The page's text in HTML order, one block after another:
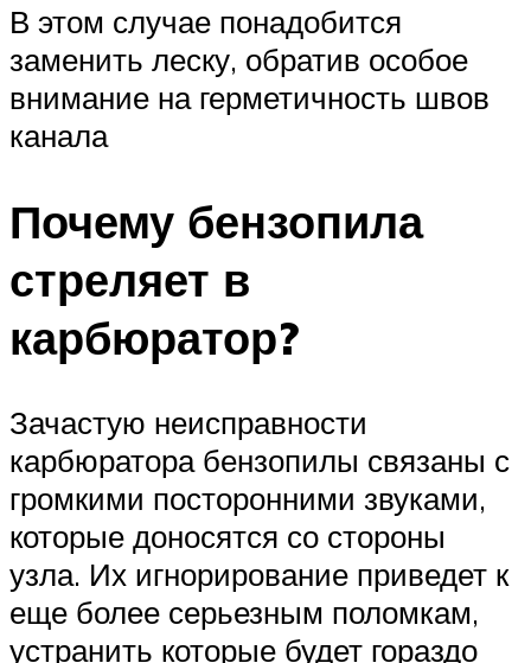
В этом случае понадобится
заменить леску, обратив особое
внимание на герметичность швов
канала
Почему бензопила
стреляет в
карбюратор?
Зачастую неисправности
карбюратора бензопилы связаны с
громкими посторонними звуками,
которые доносятся со стороны
узла. Их игнорирование приведет к
еще более серьезным поломкам,
устранить которые будет гораздо